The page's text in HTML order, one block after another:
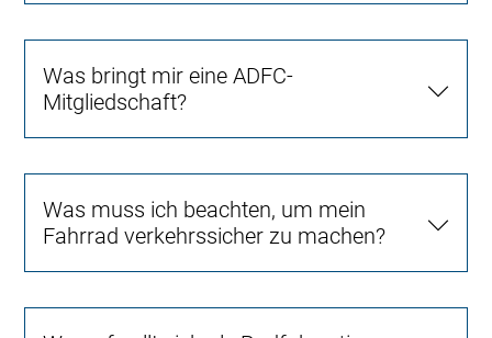
Was bringt mir eine ADFC-
Mitgliedschaft?
Was muss ich beachten, um mein
Fahrrad verkehrssicher zu machen?